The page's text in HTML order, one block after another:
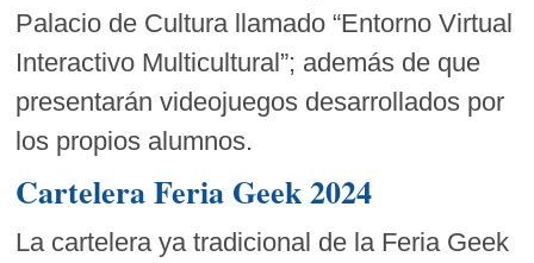
Palacio de Cultura llamado “Entorno Virtual
Interactivo Multicultural”; además de que
presentarán videojuegos desarrollados por
los propios alumnos.
Cartelera Feria Geek 2024
La cartelera ya tradicional de la Feria Geek